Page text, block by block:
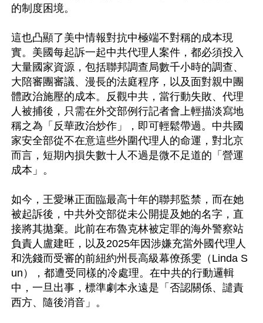
的制度困境。
這也凸顯了美中情報對抗中極端不對稱的成本現
實。美國每起訴一起中共代理人案件，都必須投入
大量國家資源，包括聯邦調查局數千小時的調查、
大陪審團審議、漫長的法庭程序，以及面對親中團
體政治施壓的成本。反觀中共，當行動失敗、代理
人被捕後，只需在外交部例行記者會上輕描淡寫地
稱之為「反華政治炒作」，即可輕鬆帶過。中共國
家安全部從不在意這些外圍代理人的命運，對北京
而言，短期內損失數十人不過是微不足道的「營運
成本」。
如今，王愛琳正面臨最高十年的聯邦監禁，而在她
被起訴後，中共外交部從未公開提及她的名字，直
接將其拋棄。此前在布魯克林被定罪的海外警察站
負責人盧建旺，以及2025年因涉嫌充當外國代理人
和洗錢而受審的前紐約州長高級幕僚孫雯（Linda S
un），都遭受同樣的冷處理。在中共的行動邏輯
中，一旦出事，標準劇本永遠是「否認關係、譴責
西方、隨後消音」。